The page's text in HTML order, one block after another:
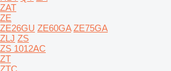
ZAT
ZE
ZE26GU ZE60GA ZE75GA
ZLJ ZS
ZS 1012AC
ZT
ZTC